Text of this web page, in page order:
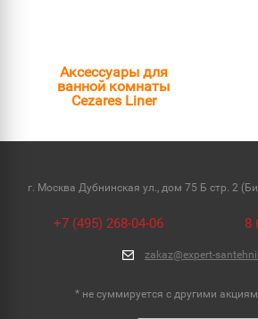
Аксессуары для
ванной комнаты
Cezares Liner
г. Москва Дубнинская ул., дом 75 Б стр. 2
+7 (495) 268-04-06 8
zakaz@expert-
* не суммируется с другими